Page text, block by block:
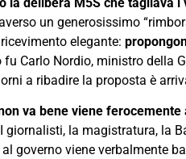
un generosissimo
elegante:
fu Carlo Nordio, ministro
a ribadire la proposta è
va bene viene ferocemente
la magistratura, la
governo viene verbalmente